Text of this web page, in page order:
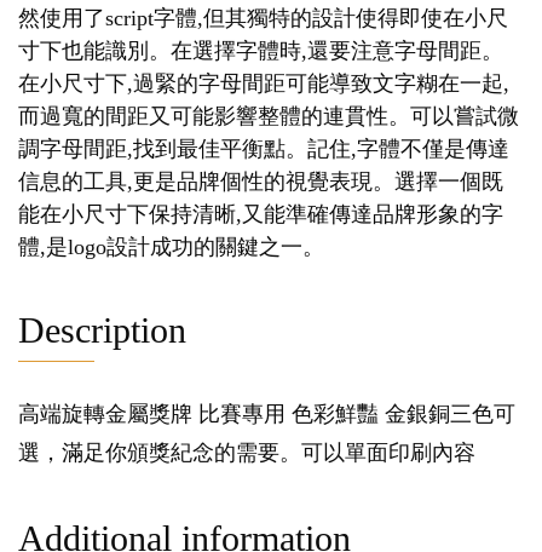
然使用了script字體,但其獨特的設計使得即使在小尺
寸下也能識別。在選擇字體時,還要注意字母間距。
在小尺寸下,過緊的字母間距可能導致文字糊在一起,
而過寬的間距又可能影響整體的連貫性。可以嘗試微
調字母間距,找到最佳平衡點。記住,字體不僅是傳達
信息的工具,更是品牌個性的視覺表現。選擇一個既
能在小尺寸下保持清晰,又能準確傳達品牌形象的字
體,是logo設計成功的關鍵之一。
Description
高端旋轉金屬獎牌 比賽專用 色彩鮮豔 金銀銅三色可
選，滿足你頒獎紀念的需要。可以單面印刷內容
Additional information